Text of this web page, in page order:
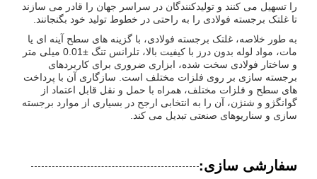
را تسهیل می کنند و تولیدکنندگان در سراسر جهان را قادر می سازند
تا غلتک برجسته فولادی را به راحتی در خطوط تولید خود بگنجانند.
به طور خلاصه، غلتک برجسته فولادی، با گزینه های سطح آینه ای یا
مات، مواد لوله بدون درز با کیفیت بالا، تلرانس تنگ ±0.01 میلی متر
و ساختار فولادی سخت شده، ابزاری ضروری برای کاربردهای
برجسته سازی بر روی فلزات مختلف است. سازگاری آن با پرداخت
های سطح و فلزات مختلف، همراه با حمل و نقل قابل اعتماد از
گوانگژو و شنژن، آن را به انتخابی ارجح در بسیاری از موارد برجسته
سازی و سناریوهای صنعتی تبدیل می کند.
سفارشی سازی: